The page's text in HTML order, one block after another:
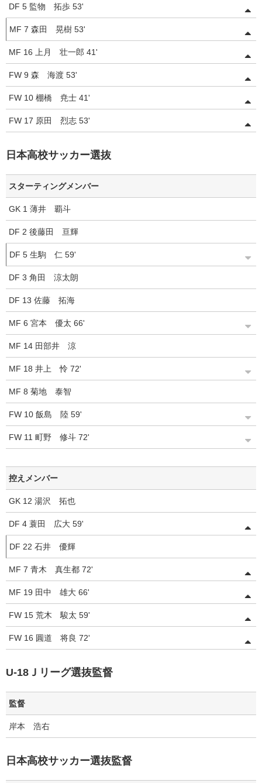
DF 5 監物 拓歩 53'
MF 7 森田 晃樹 53'
MF 16 上月 壮一郎 41'
FW 9 森 海渡 53'
FW 10 棚橋 尭士 41'
FW 17 原田 烈志 53'
日本高校サッカー選抜
スターティングメンバー
GK 1 薄井 覇斗
DF 2 後藤田 亘輝
DF 5 生駒 仁 59'
DF 3 角田 涼太朗
DF 13 佐藤 拓海
MF 6 宮本 優太 66'
MF 14 田部井 涼
MF 18 井上 怜 72'
MF 8 菊地 泰智
FW 10 飯島 陸 59'
FW 11 町野 修斗 72'
控えメンバー
GK 12 湯沢 拓也
DF 4 蓑田 広大 59'
DF 22 石井 優輝
MF 7 青木 真生都 72'
MF 19 田中 雄大 66'
FW 15 荒木 駿太 59'
FW 16 圓道 将良 72'
U-18Ｊリーグ選抜監督
監督
岸本 浩右
日本高校サッカー選抜監督